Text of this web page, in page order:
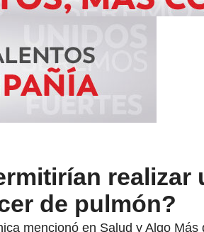
realizar
de pulmón?
mencionó en Salud y Algo